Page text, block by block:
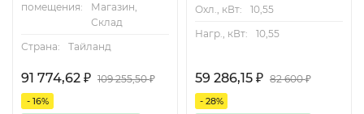
помещения:
Магазин,
Склад
Страна:
Тайланд
91 774,62 ₽ 109 255,50₽
- 16%
Охл., кВт:
10,55
Нагр., кВт:
10,55
59 286,15 ₽ 82 600₽
- 28%